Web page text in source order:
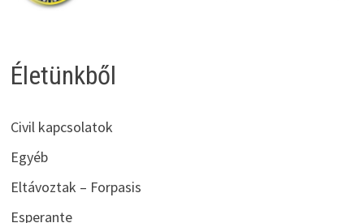
Életünkből
Civil kapcsolatok
Egyéb
Eltávoztak – Forpasis
Esperante